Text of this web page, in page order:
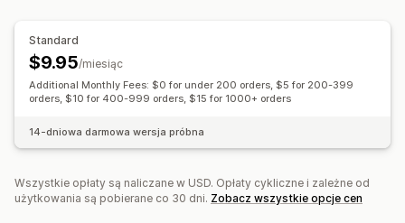
Standard
$9.95/miesiąc
Additional Monthly Fees: $0 for under 200 orders, $5 for 200-399
orders, $10 for 400-999 orders, $15 for 1000+ orders
14-dniowa darmowa wersja próbna
Wszystkie opłaty są naliczane w USD. Opłaty cykliczne i zależne od
użytkowania są pobierane co 30 dni. Zobacz wszystkie opcje cen